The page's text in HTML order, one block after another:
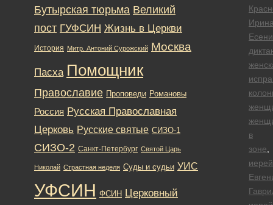
в
зоне
иерей
Бутырская тюрьма Великий
пост ГУФСИН Жизнь в Церкви
История Митр. Антоний Сурожский Москва
Пасха Помощник
Православие Проповеди Романовы
Россия Русская Православная
Церковь Русские святые СИЗО-1
СИЗО-2 Санкт-Петербург Святой Царь
Николай Страстная неделя Суды и судьи УИС
УФСИН ФСИН Церковный